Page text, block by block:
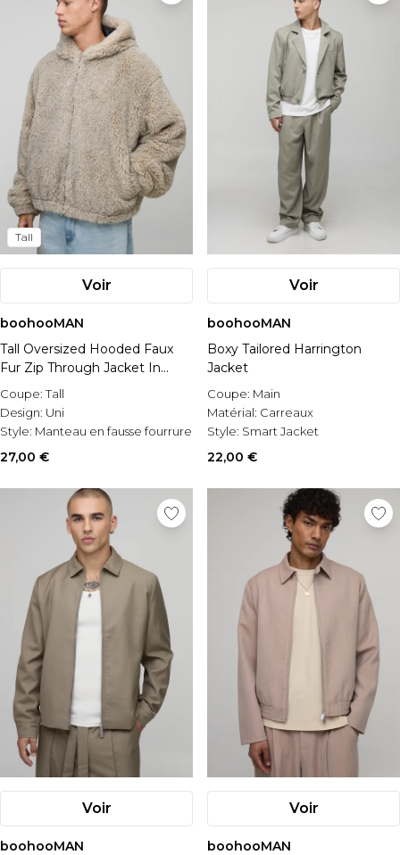
Tall
Voir
boohooMAN
Tall Oversized Hooded Faux
Fur Zip Through Jacket In
Stone
Coupe:Tall
Design: Uni
Style: Manteau en fausse fourrure
27,00 €
Voir
boohooMAN
Boxy Tailored Harrington
Jacket
Coupe: Main
Matérial: Carreaux
Style: Smart Jacket
22,00 €
Voir
boohooMAN
Voir
boohooMAN